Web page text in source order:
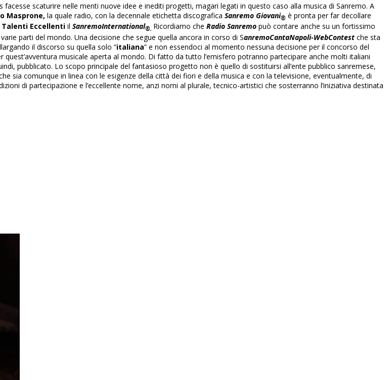
scaturire nelle menti nuove idee e inediti progetti, magari legati in questo caso alla musica di Sanremo. A
Masprone, la quale radio, con la decennale etichetta discografica Sanremo Giovani® è pronta per far decollare
Talenti Eccellenti il SanremoInternational®. Ricordiamo che Radio Sanremo può contare anche su un fortissimo
parti del mondo. Una decisione che segue quella ancora in corso di SanremoCantaNapoli-WebContest che sta
il discorso su quella solo “italiana” e non essendoci al momento nessuna decisione per il concorso del
musicale aperta al mondo. Di fatto da tutto l’emisfero potranno partecipare anche molti italiani
pubblicato. Lo scopo principale del fantasioso progetto non è quello di sostituirsi all’ente pubblico sanremese,
sia comunque in linea con le esigenze della città dei fiori e della musica e con la televisione, eventualmente, di
di partecipazione e l’eccellente nome, anzi nomi al plurale, tecnico-artistici che sosterranno l’iniziativa destinata